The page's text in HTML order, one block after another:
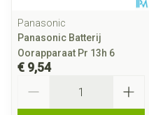
Panasonic
Panasonic Batterij
Oorapparaat Pr 13h 6
€ 9,54